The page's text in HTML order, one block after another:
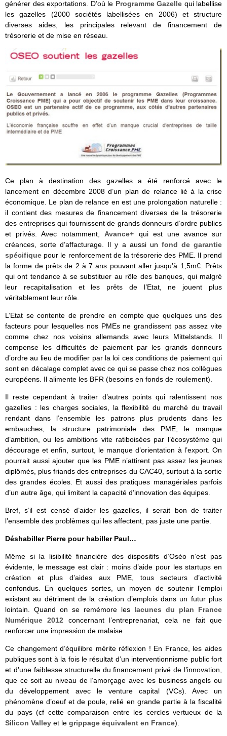
générer des exportations. D’où le Programme Gazelle qui labellise
les gazelles (2000 sociétés labellisées en 2006) et structure
diverses aides, les principales relevant de financement de
trésorerie et de mise en réseau.
Ce plan à destination des gazelles a été renforcé avec le
lancement en décembre 2008 d’un plan de relance lié à la crise
économique. Le plan de relance en est une prolongation naturelle :
il contient des mesures de financement diverses de la trésorerie
des entreprises qui fournissent de grands donneurs d’ordre publics
et privés. Avec notamment,Avance+ qui est une avance sur
créances, sorte d’affacturage. Il y a aussi un fond de garantie
spécifique pour le renforcement de la trésorerie des PME. Il prend
la forme de prêts de 2 à 7 ans pouvant aller jusqu’à 1,5m€. Prêts
qui ont tendance à se substituer au rôle des banques, qui malgré
leur recapitalisation et les prêts de l’Etat, ne jouent plus
véritablement leur rôle.
L’Etat se contente de prendre en compte que quelques uns des
facteurs pour lesquelles nos PMEs ne grandissent pas assez vite
comme chez nos voisins allemands avec leurs Mittelstands. Il
compense les difficultés de paiement par les grands donneurs
d’ordre au lieu de modifier par la loi ces conditions de paiement qui
sont en décalage complet avec ce qui se passe chez nos collègues
européens. Il alimente les BFR (besoins en fonds de roulement).
Il reste cependant à traiter d’autres points qui ralentissent nos
gazelles : les charges sociales, la flexibilité du marché du travail
rendant dans l’ensemble les patrons plus prudents dans les
embauches, la structure patrimoniale des PME, le manque
d’ambition, ou les ambitions vite ratiboisées par l’écosystème qui
décourage et enfin, surtout, le manque d’orientation à l’export. On
pourrait aussi ajouter que les PME n’attirent pas assez les jeunes
diplômés, plus friands des entreprises du CAC40, surtout à la sortie
des grandes écoles. Et aussi des pratiques managériales parfois
d’un autre âge, qui limitent la capacité d’innovation des équipes.
Bref, s’il est censé d’aider les gazelles, il serait bon de traiter
l’ensemble des problèmes qui les affectent, pas juste une partie.
Déshabiller Pierre pour habiller Paul…
Même si la lisibilité financière des dispositifs d’Oséo n’est pas
évidente, le message est clair : moins d’aide pour les startups en
création et plus d’aides aux PME, tous secteurs d’activité
confondus. En quelques sortes, un moyen de soutenir l’emploi
existant au détriment de la création d’emplois dans un futur plus
lointain. Quand on se remémore les lacunes du plan France
Numérique 2012 concernant l’entreprenariat, cela ne fait que
renforcer une impression de malaise.
Ce changement d’équilibre mérite réflexion ! En France, les aides
publiques sont à la fois le résultat d’un interventionnisme public fort
et d’une faiblesse structurelle du financement privé de l’innovation,
que ce soit au niveau de l’amorçage avec les business angels ou
du développement avec le venture capital (VCs). Avec un
phénomène d’oeuf et de poule, relié en grande partie à la fiscalité
du pays (cf cette comparaison entre les cercles vertueux de la
Silicon Valley et le grippage équivalent en France).